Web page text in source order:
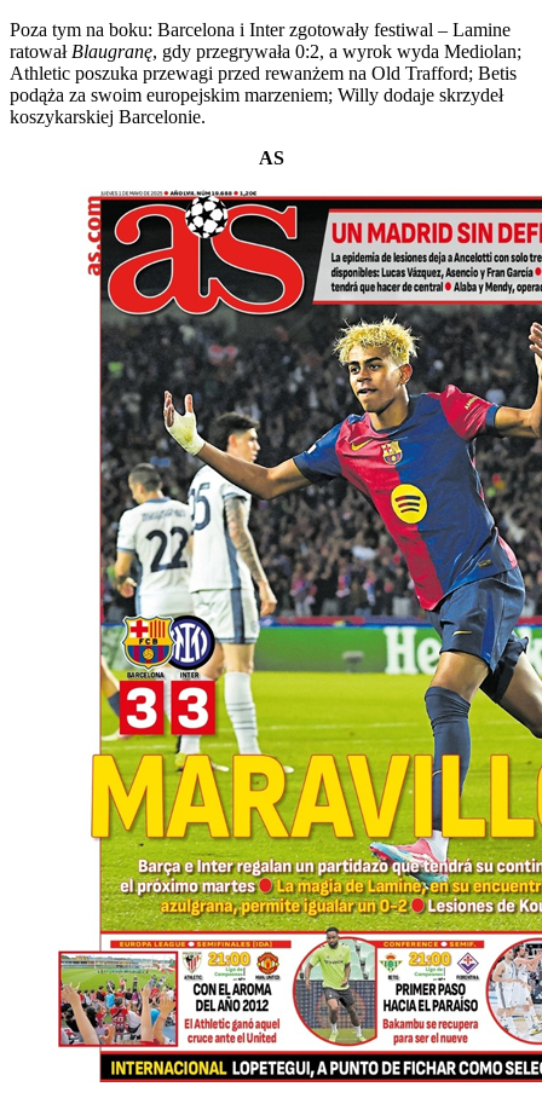
Poza tym na boku: Barcelona i Inter zgotowały festiwal – Lamine
ratował Blaugranę, gdy przegrywała 0:2, a wyrok wyda Mediolan;
Athletic poszuka przewagi przed rewanżem na Old Trafford; Betis
podąża za swoim europejskim marzeniem; Willy dodaje skrzydeł
koszykarskiej Barcelonie.
AS